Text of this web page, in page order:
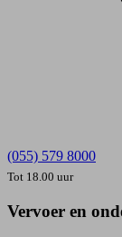
(055) 579 8000
Tot 18.00 uur
Vervoer en